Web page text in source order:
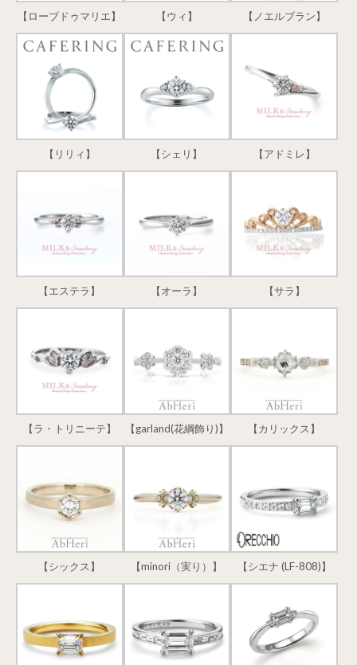
【ローブドゥマリエ】 【ウィ】 【ノエルブラン】
【リリィ】 【シェリ】 【アドミレ】
【エステラ】 【オーラ】 【サラ】
【ラ・トリニーテ】 【garland(花綱飾り)】 【カリックス】
【シックス】 【minori（実り）】 【シエナ (LF-808)】